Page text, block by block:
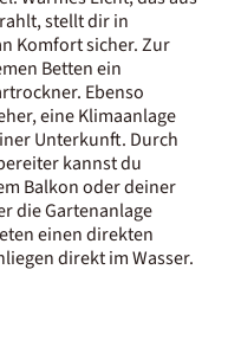
stellt dir in
Komfort sicher. Zur
Betten ein
Ebenso
eine Klimaanlage
Unterkunft. Durch
kannst du
Balkon oder deiner
die Gartenanlage
einen direkten
direkt im Wasser.